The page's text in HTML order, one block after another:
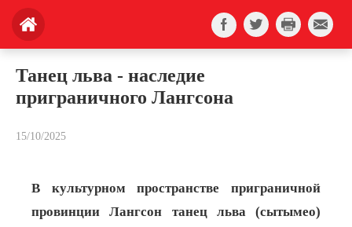
Танец льва - наследие
приграничного Лангсона
15/10/2025
В культурном пространстве приграничной
провинции Лангсон танец льва (сытымео)